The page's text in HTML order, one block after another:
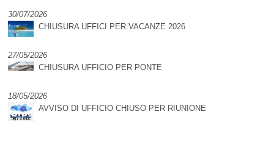
30/07/2026
CHIUSURA UFFICI PER VACANZE 2026
27/05/2026
CHIUSURA UFFICIO PER PONTE
18/05/2026
AVVISO DI UFFICIO CHIUSO PER RIUNIONE